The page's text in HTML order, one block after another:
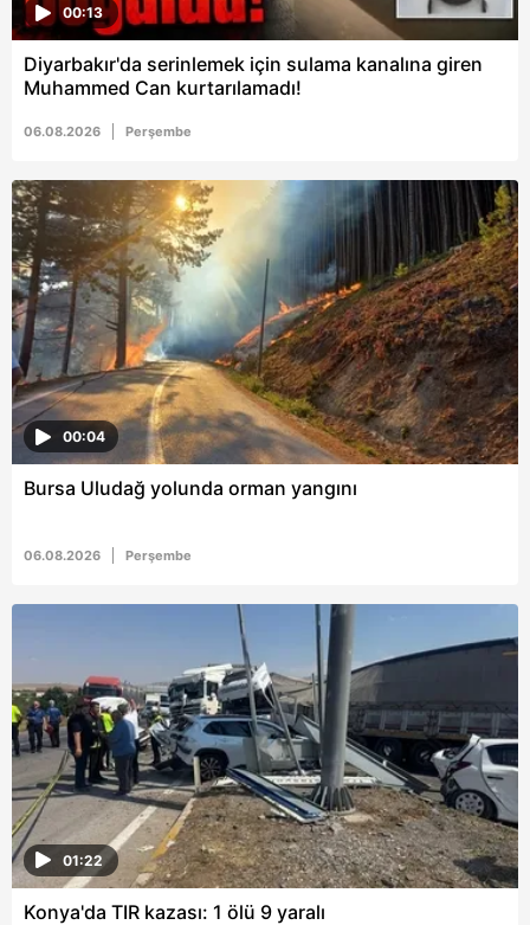
00:13
Diyarbakır'da serinlemek için sulama kanalına giren
Muhammed Can kurtarılamadı!
06.08.2026 Perşembe
00:04
Bursa Uludağ yolunda orman yangını
06.08.2026 Perşembe
01:22
Konya'da TIR kazası: 1 ölü 9 yaralı